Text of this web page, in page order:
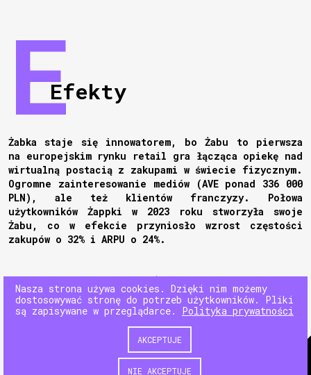
NASTĘPNY
POPRZEDNI
Efekty
Żabka staje się innowatorem, bo Żabu to pierwsza
na europejskim rynku retail gra łącząca opiekę nad
wirtualną postacią z zakupami w świecie fizycznym.
Ogromne zainteresowanie mediów (AVE ponad 336 000
PLN), ale też klientów franczyzy. Połowa
użytkowników Żappki w 2023 roku stworzyła swoje
Żabu, co w efekcie przyniosło wzrost częstości
zakupów o 32% i ARPU o 24%.
Nasza strona używa cookies. Dzięki nim możemy
dostosowywać stronę do potrzeb użytkowników. Pliki
są zapisywane w przeglądarce. Polityka prywatności
NIE AKCEPTUJE
AKCEPTUJE
© 180heartbeats sp. z o.o.